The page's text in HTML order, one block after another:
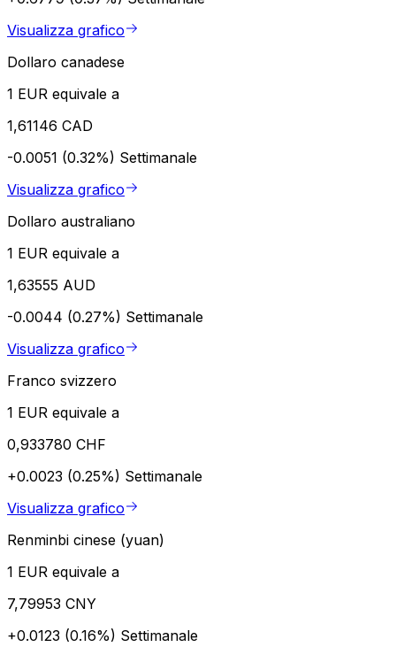
Visualizza grafico
Dollaro canadese
1 EUR equivale a
1,61146 CAD
-0.0051 (0.32%) Settimanale
Visualizza grafico
Dollaro australiano
1 EUR equivale a
1,63555 AUD
-0.0044 (0.27%) Settimanale
Visualizza grafico
Franco svizzero
1 EUR equivale a
0,933780 CHF
+0.0023 (0.25%) Settimanale
Visualizza grafico
Renminbi cinese (yuan)
1 EUR equivale a
7,79953 CNY
+0.0123 (0.16%) Settimanale